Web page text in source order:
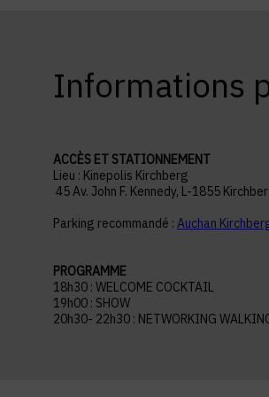
Informations
ACCÈS ET STATIONNEMENT
Lieu : Kinepolis Kirchberg
45 Av. John F. Kennedy, L-1855
Parking recommandé : Auchan
PROGRAMME
18h30 : WELCOME COCKTAIL
19h00 : SHOW
20h30- 22h30 : NETWORKING